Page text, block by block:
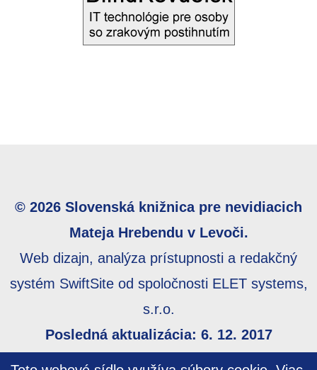
© 2026 Slovenská knižnica pre nevidiacich
Mateja Hrebendu v Levoči.
Web dizajn, analýza prístupnosti a redakčný
systém SwiftSite od spoločnosti ELET systems,
s.r.o.
Posledná aktualizácia: 6. 12. 2017